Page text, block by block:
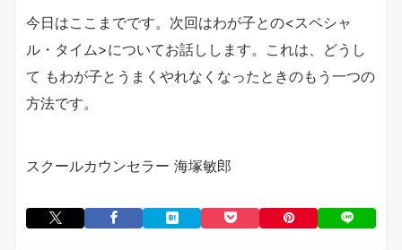
今日はここまでです。次回はわが子との<スペシャ
ル・タイム>についてお話しします。これは、どうし
て もわが子とうまくやれなくなったときのもう一つの
方法です。
スクールカウンセラー 海塚敏郎